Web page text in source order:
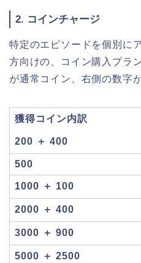
2. コインチャージ
特定のエピソードを個別に
方向けの、コイン購入プラ
が通常コイン、右側の数字
獲得コイン内訳
200 ＋ 400
500
1000 ＋ 100
2000 ＋ 400
3000 ＋ 900
5000 ＋ 2500